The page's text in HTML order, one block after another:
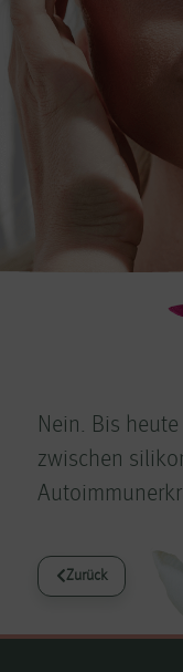
Nein. Bis
zwischen
Vorheriger Beitrag:
Zurück